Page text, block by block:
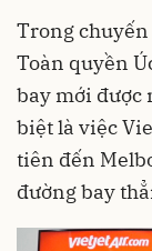
Trong
Toàn quyền
bay mới được
biệt là việc
tiên đến
đường bay